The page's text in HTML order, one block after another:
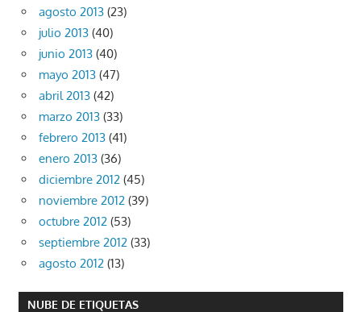
agosto 2013 (23)
julio 2013 (40)
junio 2013 (40)
mayo 2013 (47)
abril 2013 (42)
marzo 2013 (33)
febrero 2013 (41)
enero 2013 (36)
diciembre 2012 (45)
noviembre 2012 (39)
octubre 2012 (53)
septiembre 2012 (33)
agosto 2012 (13)
NUBE DE ETIQUETAS